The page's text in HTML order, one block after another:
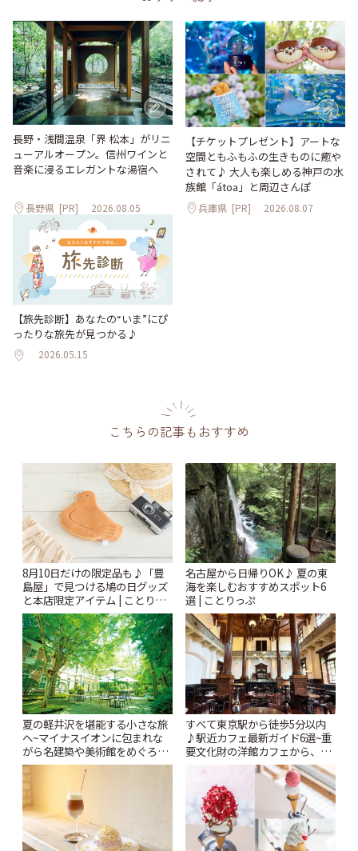
長野・浅間温泉「界 松本」がリニ
ューアルオープン。信州ワインと
音楽に浸るエレガントな湯宿へ
長野県 [PR] 2026.08.05
【チケットプレゼント】アートな
空間ともふもふの生きものに癒や
されて♪ 大人も楽しめる神戸の水
族館「átoa」と周辺さんぽ
兵庫県 [PR] 2026.08.07
【旅先診断】あなたの“いま”にぴ
ったりな旅先が見つかる♪
2026.05.15
こちらの記事もおすすめ
8月10日だけの限定品も♪「豊
島屋」で見つける鳩の日グッズ
と本店限定アイテム | ことりっ
ぷ
名古屋から日帰りOK♪ 夏の東
海を楽しむおすすめスポット6
選 | ことりっぷ
夏の軽井沢を堪能する小さな旅
へ~マイナスイオンに包まれな
がら名建築や美術館をめぐろう
~ | ことりっぷ
すべて東京駅から徒歩5分以内
♪駅近カフェ最新ガイド6選~重
要文化財の洋館カフェから、改
札すぐのレトロ喫茶まで~ | こと
りっぷ